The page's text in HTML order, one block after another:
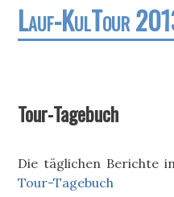
Lauf-KulTour
Tour-Tagebuch
Die täglichen Berichte
Tour-Tagebuch